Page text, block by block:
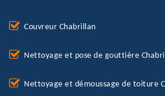
Couvreur Chabrillan
Nettoyage et pose de gouttière
Nettoyage et démoussage de toiture